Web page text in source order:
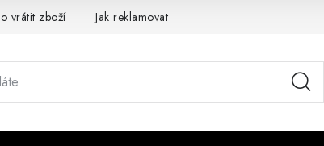
vrátit zboží Jak reklamovat